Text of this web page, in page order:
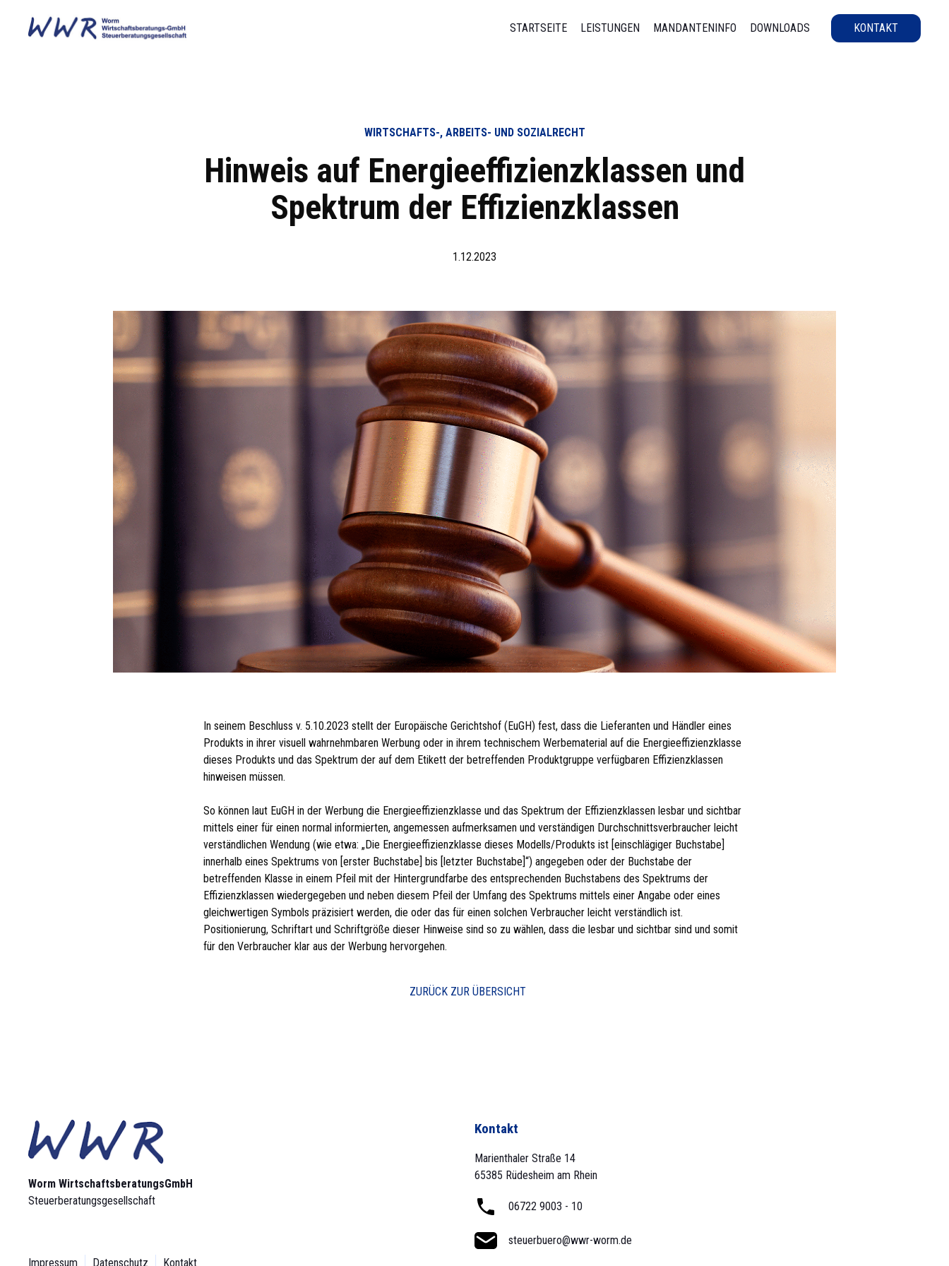
STARTSEITE LEISTUNGEN MANDANTENINFO DOWNLOADS KONTAKT
WIRTSCHAFTS-, ARBEITS- UND SOZIALRECHT
Hinweis auf Energie­effizienz­klassen und
Spektrum der Effizienzklassen
1.12.2023
In seinem Beschluss v. 5.10.2023 stellt der Europäische Gerichtshof (EuGH) fest, dass die Lieferanten und Händler eines
Produkts in ihrer visuell wahrnehmbaren Werbung oder in ihrem technischem Werbematerial auf die Energie­effizienz­klasse
dieses Produkts und das Spektrum der auf dem Etikett der betreffenden Produktgruppe verfügbaren Effizienzklassen
hinweisen müssen.
So können laut EuGH in der Werbung die Energie­effizienz­klasse und das Spektrum der Effizienz­klassen lesbar und sichtbar
mittels einer für einen normal informierten, angemessen aufmerksamen und verständigen Durchschnittsverbraucher leicht
verständlichen Wendung (wie etwa: „Die Energie­effizienz­klasse dieses Modells/Produkts ist [einschlägiger Buchstabe]
innerhalb eines Spektrums von [erster Buchstabe] bis [letzter Buchstabe]“) angegeben oder der Buchstabe der
betreffenden Klasse in einem Pfeil mit der Hintergrundfarbe des entsprechenden Buchstabens des Spektrums der
Effizienzklassen wiedergegeben und neben diesem Pfeil der Umfang des Spektrums mittels einer Angabe oder eines
gleichwertigen Symbols präzisiert werden, die oder das für einen solchen Verbraucher leicht verständlich ist.
Positionierung, Schriftart und Schriftgröße dieser Hinweise sind so zu wählen, dass die lesbar und sichtbar sind und somit
für den Verbraucher klar aus der Werbung hervorgehen.
ZURÜCK ZUR ÜBERSICHT
Worm Wirtschaftsberatungs­GmbH
Steuerberatungsgesellschaft
Kontakt
Marienthaler Straße 14
65385 Rüdesheim am Rhein
06722 9003 - 10
steuerbuero@wwr-worm.de
Impressum
Datenschutz Kontakt